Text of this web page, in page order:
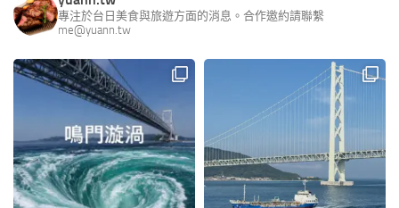
專注於台日美食與旅遊方面的消息。合作邀約請聯繫
me@yuann.tw